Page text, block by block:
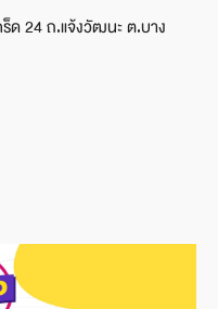
ด 24 ถ.แจ้งวัฒนะ ต.บาง